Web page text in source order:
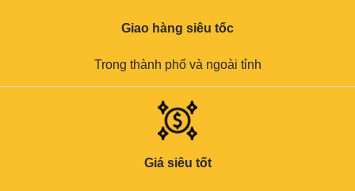
Giao hàng siêu tốc
Trong thành phố và ngoài tỉnh
Giá siêu tốt